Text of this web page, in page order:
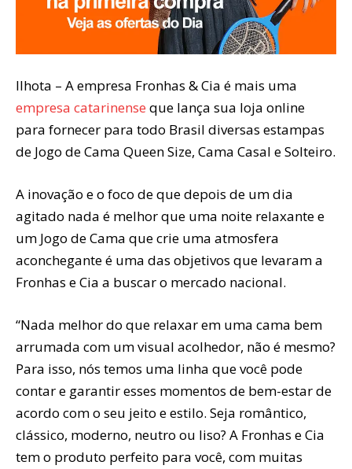
Ilhota – A empresa Fronhas & Cia é mais uma
empresa catarinense que lança sua loja online
para fornecer para todo Brasil diversas estampas
de Jogo de Cama Queen Size, Cama Casal e Solteiro.
A inovação e o foco de que depois de um dia
agitado nada é melhor que uma noite relaxante e
um Jogo de Cama que crie uma atmosfera
aconchegante é uma das objetivos que levaram a
Fronhas e Cia a buscar o mercado nacional.
“Nada melhor do que relaxar em uma cama bem
arrumada com um visual acolhedor, não é mesmo?
Para isso, nós temos uma linha que você pode
contar e garantir esses momentos de bem-estar de
acordo com o seu jeito e estilo. Seja romântico,
clássico, moderno, neutro ou liso? A Fronhas e Cia
tem o produto perfeito para você, com muitas